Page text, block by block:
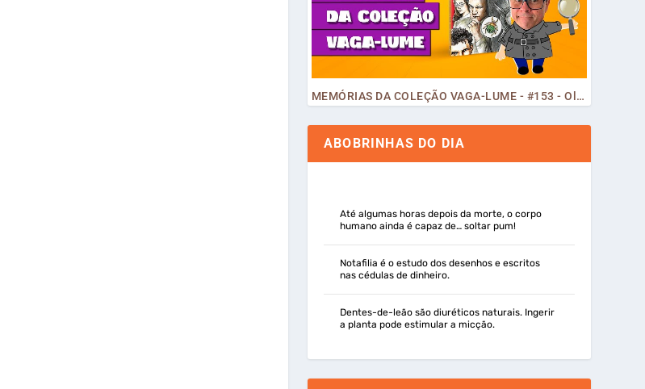
MEMÓRIAS DA COLEÇÃO VAGA-LUME - #153 - Olá, Curiosos! 2023
ABOBRINHAS DO DIA
Até algumas horas depois da morte, o corpo
humano ainda é capaz de… soltar pum!
Notafilia é o estudo dos desenhos e escritos
nas cédulas de dinheiro.
Dentes-de-leão são diuréticos naturais. Ingerir
a planta pode estimular a micção.